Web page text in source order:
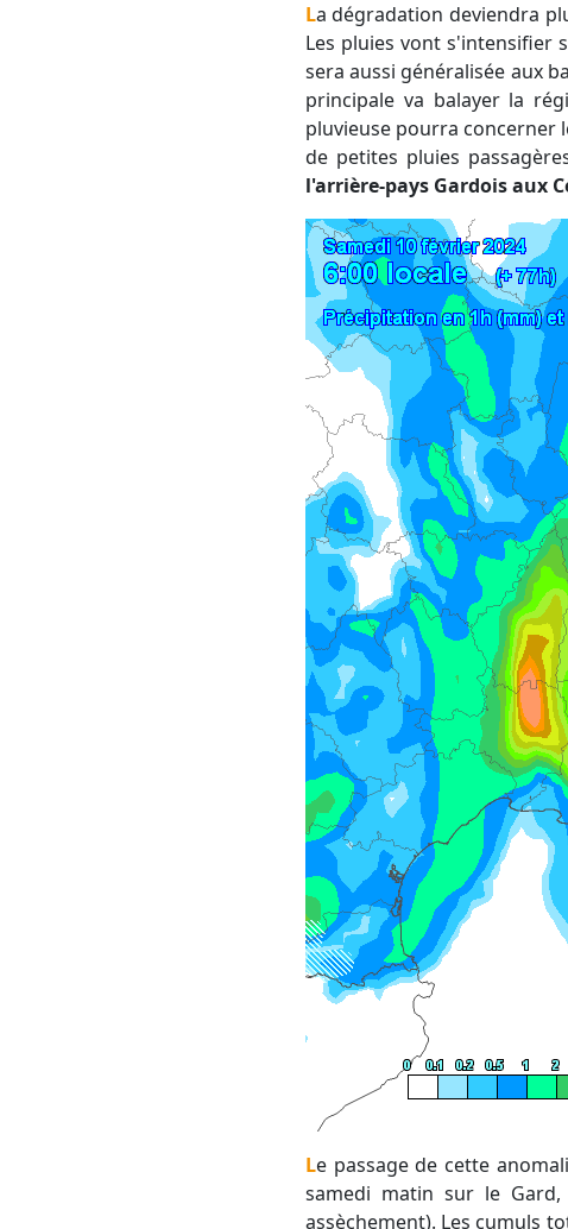
La dégradation deviendra
Les pluies vont s'intensifier
sera aussi généralisée aux
principale va balayer la
pluvieuse pourra concerner
de petites pluies
l'arrière-pays Gardois aux
Le passage de cette
samedi matin sur le
assèchement). Les cumuls